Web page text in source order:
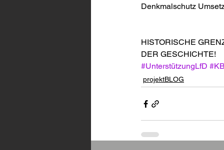
Denkmalschutz
HISTORISCHE
DER GESCHICHTE!
#UnterstützungLfD
projektBLOG